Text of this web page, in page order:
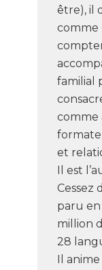
être), il
comme
familial
comme
et
Il est
Cessez
paru en
million
28
Il